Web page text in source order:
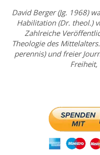
David Berger (Jg. 1968)
Habilitation (Dr. theol.)
Zahlreiche
Theologie des
perennis) und freier
Freiheit,